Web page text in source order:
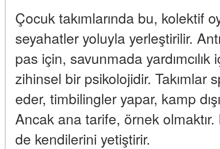
Çocuk takımlarında bu, kolektif
seyahatler yoluyla yerleştirilir.
pas için, savunmada
zihinsel bir psikolojidir. Takımlar
eder, timbilingler yapar, kamp
Ancak ana tarife, örnek olmaktır.
de kendilerini yetiştirir.